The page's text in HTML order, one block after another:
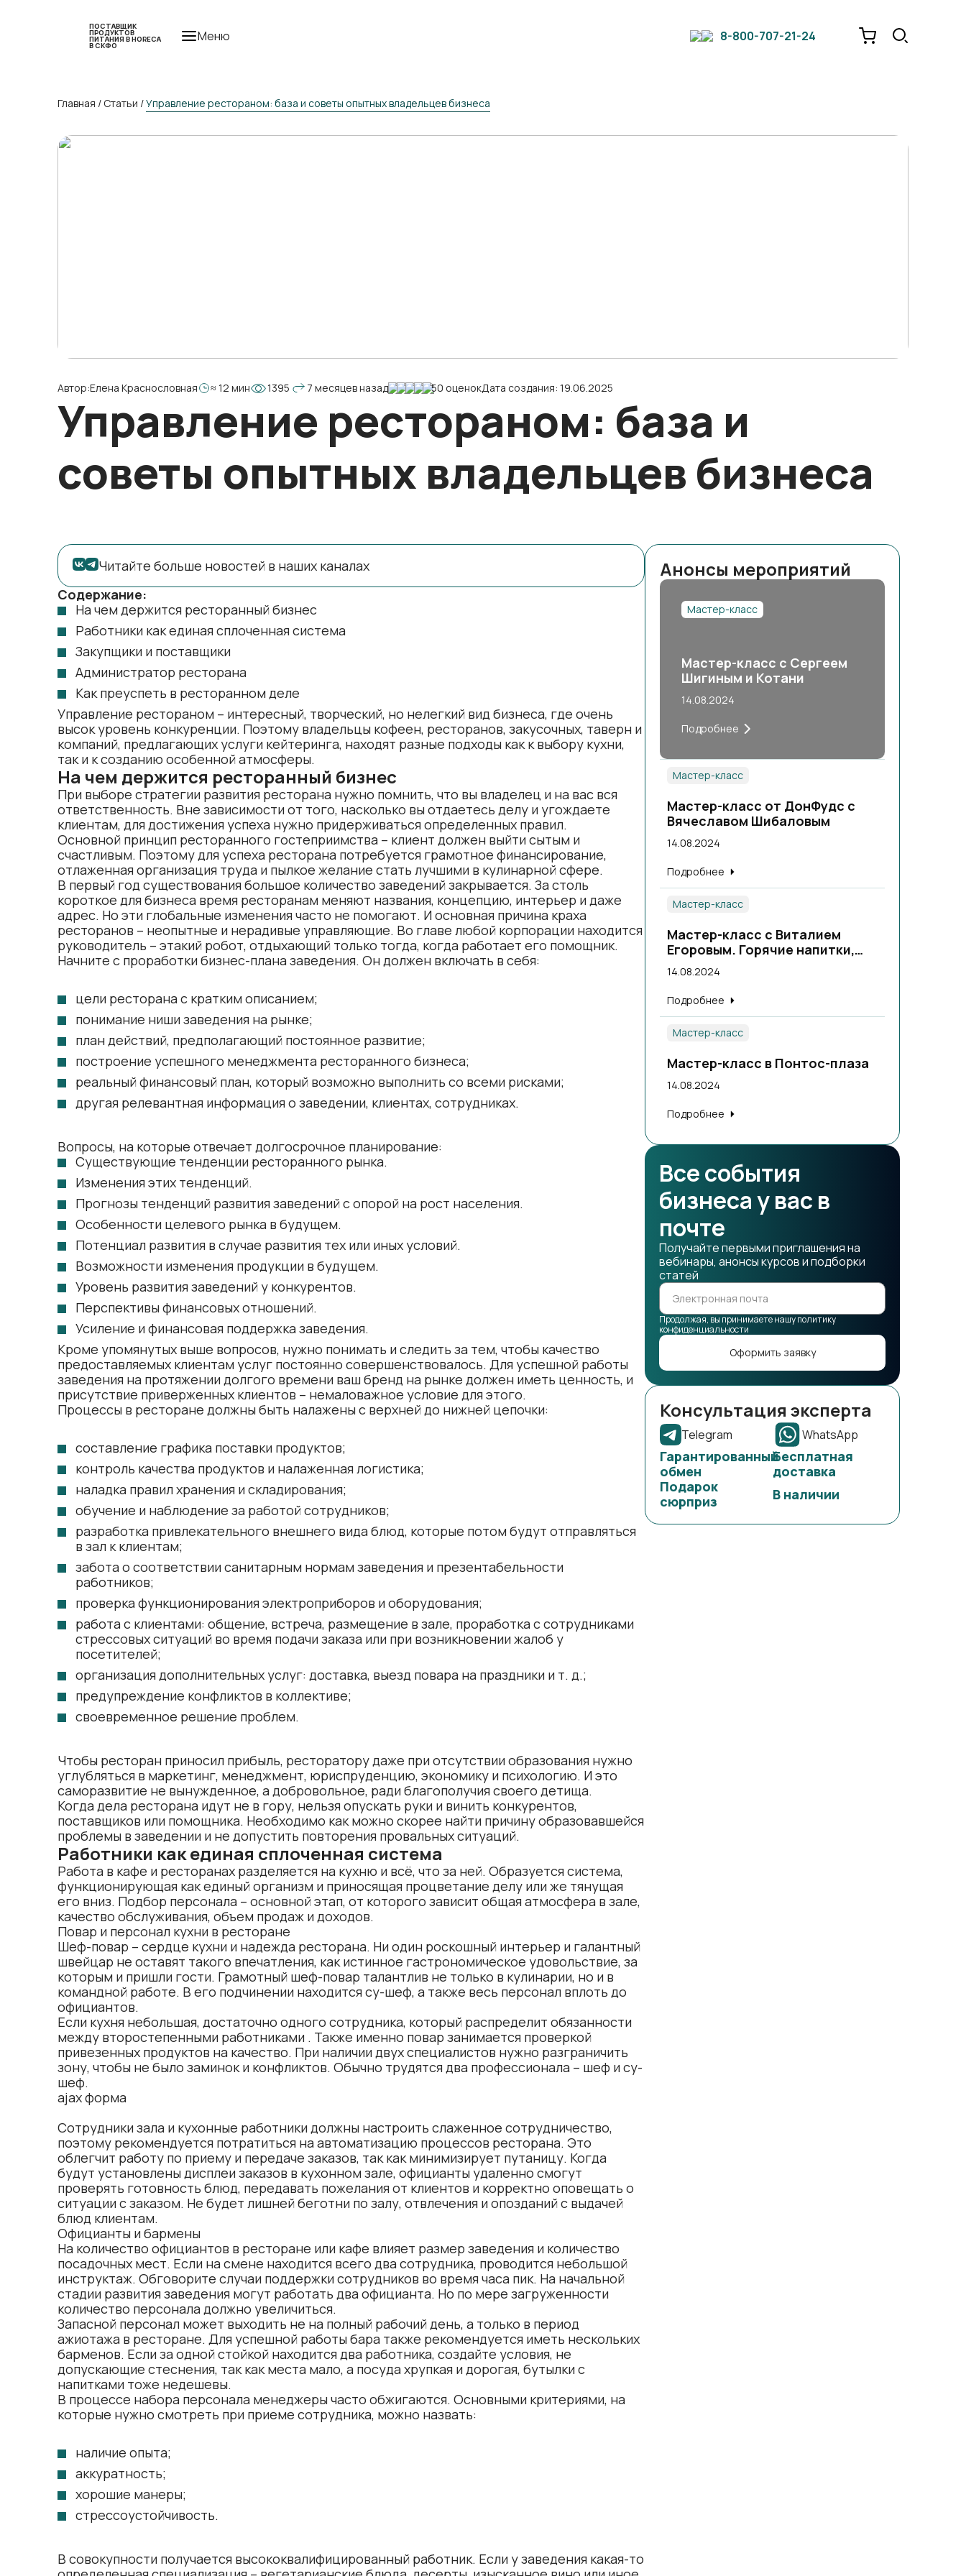
ПОСТАВЩИК
ПРОДУКТОВ
ПИТАНИЯ В HORECA
В СКФО
Меню 8-800-707-21-24
Главная / Статьи /Управление рестораном: база и советы опытных владельцев бизнеса
Автор:Елена Краснословная ≈ 12 мин 1395 7 месяцев назад 50 оценокДата создания: 19.06.2025
Управление рестораном: база и
советы опытных владельцев бизнеса
Читайте больше новостей в наших каналах
Содержание:
На чем держится ресторанный бизнес
Работники как единая сплоченная система
Закупщики и поставщики
Администратор ресторана
Как преуспеть в ресторанном деле
Управление рестораном – интересный, творческий, но нелегкий вид бизнеса, где очень
высок уровень конкуренции. Поэтому владельцы кофеен, ресторанов, закусочных, таверн и
компаний, предлагающих услуги кейтеринга, находят разные подходы как к выбору кухни,
так и к созданию особенной атмосферы.
На чем держится ресторанный бизнес
При выборе стратегии развития ресторана нужно помнить, что вы владелец и на вас вся
ответственность. Вне зависимости от того, насколько вы отдаетесь делу и угождаете
клиентам, для достижения успеха нужно придерживаться определенных правил.
Основной принцип ресторанного гостеприимства – клиент должен выйти сытым и
счастливым. Поэтому для успеха ресторана потребуется грамотное финансирование,
отлаженная организация труда и пылкое желание стать лучшими в кулинарной сфере.
В первый год существования большое количество заведений закрывается. За столь
короткое для бизнеса время ресторанам меняют названия, концепцию, интерьер и даже
адрес. Но эти глобальные изменения часто не помогают. И основная причина краха
ресторанов – неопытные и нерадивые управляющие. Во главе любой корпорации находится
руководитель – этакий робот, отдыхающий только тогда, когда работает его помощник.
Начните с проработки бизнес-плана заведения. Он должен включать в себя:
цели ресторана с кратким описанием;
понимание ниши заведения на рынке;
план действий, предполагающий постоянное развитие;
построение успешного менеджмента ресторанного бизнеса;
реальный финансовый план, который возможно выполнить со всеми рисками;
другая релевантная информация о заведении, клиентах, сотрудниках.
Вопросы, на которые отвечает долгосрочное планирование:
Существующие тенденции ресторанного рынка.
Изменения этих тенденций.
Прогнозы тенденций развития заведений с опорой на рост населения.
Особенности целевого рынка в будущем.
Потенциал развития в случае развития тех или иных условий.
Возможности изменения продукции в будущем.
Уровень развития заведений у конкурентов.
Перспективы финансовых отношений.
Усиление и финансовая поддержка заведения.
Кроме упомянутых выше вопросов, нужно понимать и следить за тем, чтобы качество
предоставляемых клиентам услуг постоянно совершенствовалось. Для успешной работы
заведения на протяжении долгого времени ваш бренд на рынке должен иметь ценность, и
присутствие приверженных клиентов – немаловажное условие для этого.
Процессы в ресторане должны быть налажены с верхней до нижней цепочки:
составление графика поставки продуктов;
контроль качества продуктов и налаженная логистика;
наладка правил хранения и складирования;
обучение и наблюдение за работой сотрудников;
разработка привлекательного внешнего вида блюд, которые потом будут отправляться
в зал к клиентам;
забота о соответствии санитарным нормам заведения и презентабельности
работников;
проверка функционирования электроприборов и оборудования;
работа с клиентами: общение, встреча, размещение в зале, проработка с сотрудниками
стрессовых ситуаций во время подачи заказа или при возникновении жалоб у
посетителей;
организация дополнительных услуг: доставка, выезд повара на праздники и т. д.;
предупреждение конфликтов в коллективе;
своевременное решение проблем.
Чтобы ресторан приносил прибыль, ресторатору даже при отсутствии образования нужно
углубляться в маркетинг, менеджмент, юриспруденцию, экономику и психологию. И это
саморазвитие не вынужденное, а добровольное, ради благополучия своего детища.
Когда дела ресторана идут не в гору, нельзя опускать руки и винить конкурентов,
поставщиков или помощника. Необходимо как можно скорее найти причину образовавшейся
проблемы в заведении и не допустить повторения провальных ситуаций.
Работники как единая сплоченная система
Работа в кафе и ресторанах разделяется на кухню и всё, что за ней. Образуется система,
функционирующая как единый организм и приносящая процветание делу или же тянущая
его вниз. Подбор персонала – основной этап, от которого зависит общая атмосфера в зале,
качество обслуживания, объем продаж и доходов.
Повар и персонал кухни в ресторане
Шеф-повар – сердце кухни и надежда ресторана. Ни один роскошный интерьер и галантный
швейцар не оставят такого впечатления, как истинное гастрономическое удовольствие, за
которым и пришли гости. Грамотный шеф-повар талантлив не только в кулинарии, но и в
командной работе. В его подчинении находится су-шеф, а также весь персонал вплоть до
официантов.
Если кухня небольшая, достаточно одного сотрудника, который распределит обязанности
между второстепенными работниками . Также именно повар занимается проверкой
привезенных продуктов на качество. При наличии двух специалистов нужно разграничить
зону, чтобы не было заминок и конфликтов. Обычно трудятся два профессионала – шеф и су-
шеф.
ajax форма
Сотрудники зала и кухонные работники должны настроить слаженное сотрудничество,
поэтому рекомендуется потратиться на автоматизацию процессов ресторана. Это
облегчит работу по приему и передаче заказов, так как минимизирует путаницу. Когда
будут установлены дисплеи заказов в кухонном зале, официанты удаленно смогут
проверять готовность блюд, передавать пожелания от клиентов и корректно оповещать о
ситуации с заказом. Не будет лишней беготни по залу, отвлечения и опозданий с выдачей
блюд клиентам.
Официанты и бармены
На количество официантов в ресторане или кафе влияет размер заведения и количество
посадочных мест. Если на смене находится всего два сотрудника, проводится небольшой
инструктаж. Обговорите случаи поддержки сотрудников во время часа пик. На начальной
стадии развития заведения могут работать два официанта. Но по мере загруженности
количество персонала должно увеличиться.
Запасной персонал может выходить не на полный рабочий день, а только в период
ажиотажа в ресторане. Для успешной работы бара также рекомендуется иметь нескольких
барменов. Если за одной стойкой находится два работника, создайте условия, не
допускающие стеснения, так как места мало, а посуда хрупкая и дорогая, бутылки с
напитками тоже недешевы.
В процессе набора персонала менеджеры часто обжигаются. Основными критериями, на
которые нужно смотреть при приеме сотрудника, можно назвать:
наличие опыта;
аккуратность;
хорошие манеры;
стрессоустойчивость.
В совокупности получается высококвалифицированный работник. Если у заведения какая-то
Анонсы мероприятий
Мастер-класс
Мастер-класс с Сергеем
Шигиным и Котани
14.08.2024
Подробнее
Мастер-класс
Мастер-класс от ДонФудс с
Вячеславом Шибаловым
14.08.2024
Подробнее
Мастер-класс
Мастер-класс с Виталием
Егоровым. Горячие напитки,
теплые коктейли.
14.08.2024
Подробнее
Мастер-класс
Мастер-класс в Понтос-плаза
14.08.2024
Подробнее
Все события
бизнеса у вас в
почте
Получайте первыми приглашения на
вебинары, анонсы курсов и подборки
статей
Продолжая, вы принимаете нашу политику
конфиденциальности
Оформить заявку
Консультация эксперта
Telegram WhatsApp
Гарантированный
обмен
Бесплатная
доставка
Подарок
сюрприз
В наличии